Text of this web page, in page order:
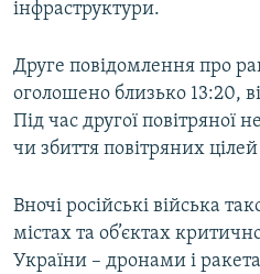
інфраструктури.
Друге повідомлення про
оголошено близько 13:20,
Під час другої повітряної
чи збиття повітряних
Вночі російські війська
містах та об’єктах
України – дронами і